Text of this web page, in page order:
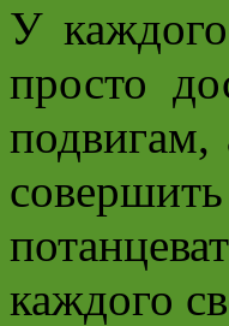
У
просто
каждого